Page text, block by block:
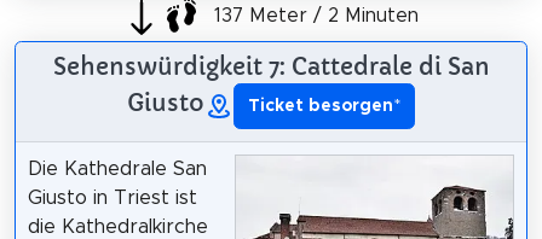
137 Meter / 2 Minuten
Sehenswürdigkeit 7: Cattedrale di San
Giusto
Ticket besorgen*
Die Kathedrale San
Giusto in Triest ist
die Kathedralkirche